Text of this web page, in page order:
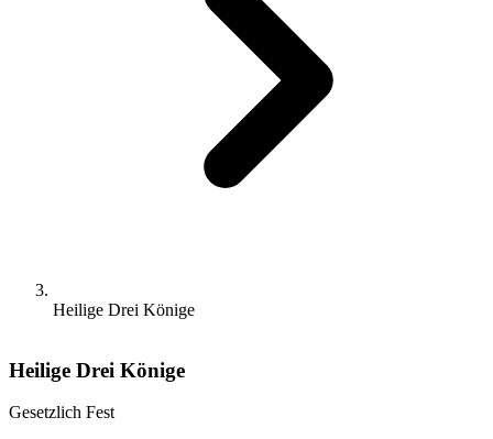
Heilige Drei Könige
Heilige Drei Könige
Gesetzlich Fest